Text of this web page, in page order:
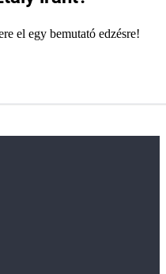
el egy bemutató edzésre!